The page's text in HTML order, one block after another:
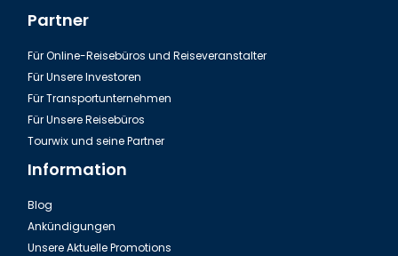
Partner
Für Online-Reisebüros und Reiseveranstalter
Für Unsere Investoren
Für Transportunternehmen
Für Unsere Reisebüros
Tourwix und seine Partner
Information
Blog
Ankündigungen
Unsere Aktuelle Promotions